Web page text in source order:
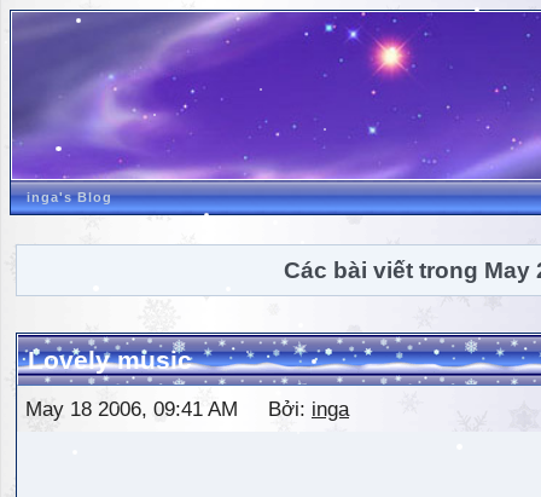
inga's Blog
Các bài viết trong May
Lovely music
May 18 2006, 09:41 AM Bởi: inga